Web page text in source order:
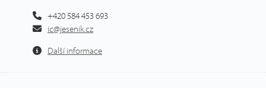
+420 584 453 693
ic@jesenik.cz
Další informace